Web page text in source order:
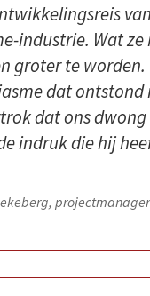
industrie. Wat
groter te
dat
dat ons
indruk die hij
projectmanager